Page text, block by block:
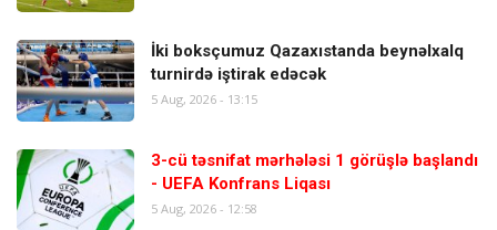
İki boksçumuz Qazaxıstanda beynəlxalq
turnirdə iştirak edəcək
5 Aug, 2026 - 13:15
3-cü təsnifat mərhələsi 1 görüşlə başlandı
- UEFA Konfrans Liqası
5 Aug, 2026 - 12:58